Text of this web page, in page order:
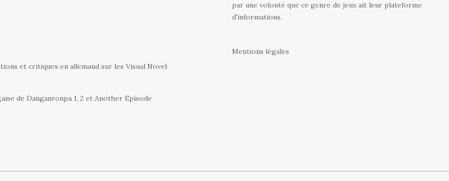
et critiques en allemand sur les Visual Novel
de Danganronpa 1, 2 et Another Episode
par une volonté que ce genre de jeux ait leur plateforme
d'informations.
Mentions légales